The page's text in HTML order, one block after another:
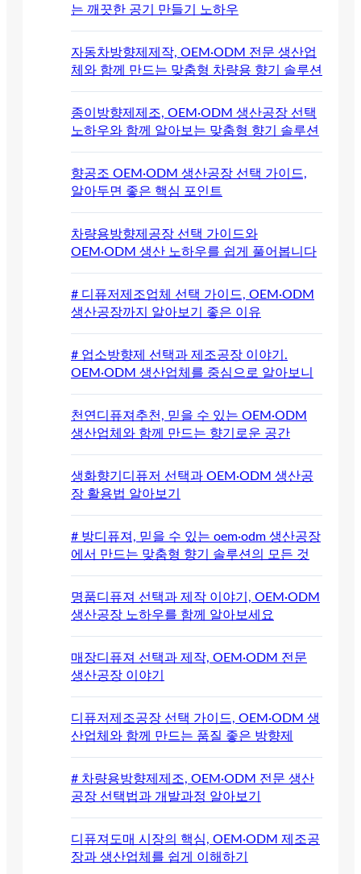
는 깨끗한 공기 만들기 노하우
자동차방향제제작, OEM·ODM 전문 생산업
체와 함께 만드는 맞춤형 차량용 향기 솔루션
종이방향제제조, OEM·ODM 생산공장 선택
노하우와 함께 알아보는 맞춤형 향기 솔루션
향공조 OEM·ODM 생산공장 선택 가이드,
알아두면 좋은 핵심 포인트
차량용방향제공장 선택 가이드와
OEM·ODM 생산 노하우를 쉽게 풀어봅니다
# 디퓨저제조업체 선택 가이드, OEM·ODM
생산공장까지 알아보기 좋은 이유
# 업소방향제 선택과 제조공장 이야기.
OEM·ODM 생산업체를 중심으로 알아보니
천연디퓨져추천, 믿을 수 있는 OEM·ODM
생산업체와 함께 만드는 향기로운 공간
생화향기디퓨저 선택과 OEM·ODM 생산공
장 활용법 알아보기
# 방디퓨져, 믿을 수 있는 oem·odm 생산공장
에서 만드는 맞춤형 향기 솔루션의 모든 것
명품디퓨져 선택과 제작 이야기, OEM·ODM
생산공장 노하우를 함께 알아보세요
매장디퓨져 선택과 제작, OEM·ODM 전문
생산공장 이야기
디퓨저제조공장 선택 가이드, OEM·ODM 생
산업체와 함께 만드는 품질 좋은 방향제
# 차량용방향제제조, OEM·ODM 전문 생산
공장 선택법과 개발과정 알아보기
디퓨져도매 시장의 핵심, OEM·ODM 제조공
장과 생산업체를 쉽게 이해하기